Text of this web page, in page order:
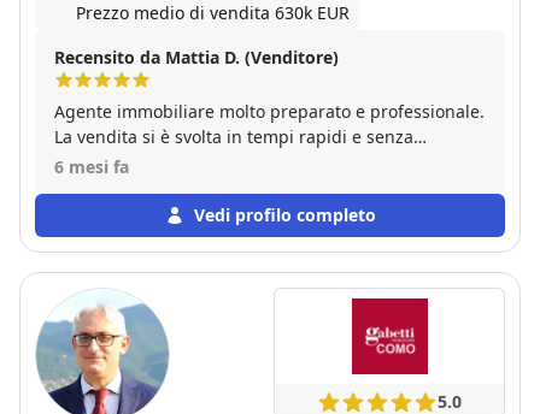
Prezzo medio di vendita 630k EUR
Recensito da Mattia D. (Venditore)
Agente immobiliare molto preparato e professionale.
La vendita si è svolta in tempi rapidi e senza
complicazioni. Assolutamente consigliato.
6 mesi fa
Vedi profilo completo
5.0